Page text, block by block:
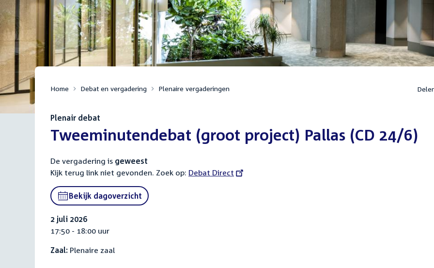
Home Debat en vergadering Plenaire vergaderingen
Plenair debat
:Tweeminutendebat (groot project) Pallas (CD 24/6)
De vergadering is geweest
Kijk terug link niet gevonden. Zoek op: External
Debat Direct
Bekijk dagoverzicht
2 juli 2026
17:50 - 18:00 uur
Zaal: Plenaire zaal